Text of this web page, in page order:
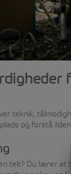
teknik,
og forstå
telt? Du lærer at